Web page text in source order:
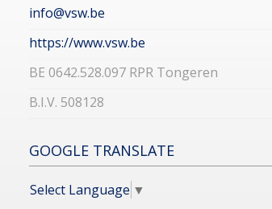
info@vsw.be
https://www.vsw.be
BE 0642.528.097 RPR Tongeren
B.I.V. 508128
GOOGLE TRANSLATE
Select Language ▼